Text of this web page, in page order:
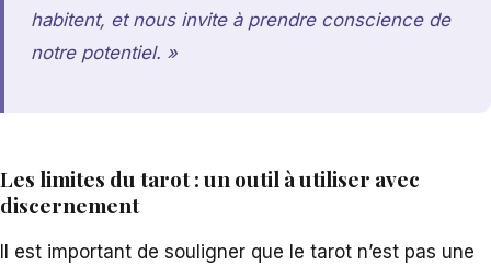
habitent, et nous invite à prendre conscience de
notre potentiel. »
Les limites du tarot : un outil à utiliser avec
discernement
Il est important de souligner que le tarot n’est pas une